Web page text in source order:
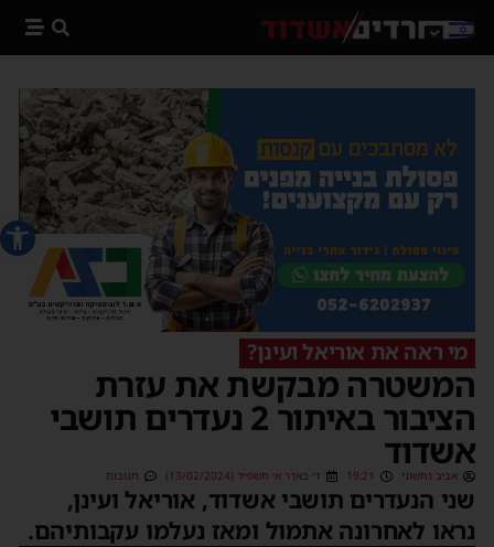
פתח
מי ראה את אוריאל ועינן?
המשטרה מבקשת את עזרת
הציבור באיתור 2 נעדרים תושבי
אשדוד
אביב נחשוני 19:21 ד׳ באדר א׳ תשפ״ד (13/02/2024) תגובות
שני הנעדרים תושבי אשדוד, אוריאל ועינן,
נראו לאחרונה אתמול ומאז נעלמו עקבותיהם.